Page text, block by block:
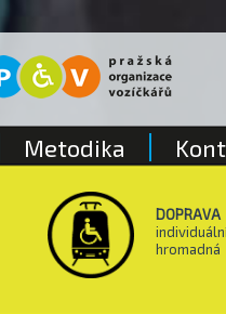
DOPRAVA
hromadná
Metodika